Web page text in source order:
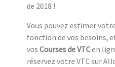
de 2018 !
Vous pouvez estimer votre
fonction de vos besoins,
vos Courses de VTCen
réservez votre VTC sur